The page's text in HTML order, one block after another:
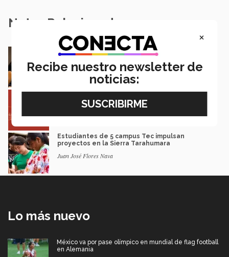
Notas Relacionadas
En la ONU: mexicana y EXATEC representó en
Nueva York a la juventud
Loretta Mariaud y Carlos González
Entre miles: mexicana gana beca de maestría
Erasmus Mundus LIVE
Estudiantes de 5 campus Tec impulsan
proyectos en la Sierra Tarahumara
Juan José Flores Nava
Lo más nuevo
México va por pase olímpico en mundial de flag football
en Alemania
×
Recibe nuestro newsletter de
noticias: